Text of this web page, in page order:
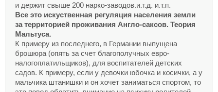
и держит свыше 200 нарко-заводов.и.т.д. и.т.п.
Все это искуственная регуляция населения земли
за территорией проживания Англо-саксов. Теория
Мальтуса.
К примеру из последнего, в Германии выпущена
брошюра (опять за счет благополучных евро-
налогоплатильщиков), для воспитателей детских
садов. К примеру, если у девочки юбочка и косички, а у
мальчика штанишки и он хочет заниматься спортом, то